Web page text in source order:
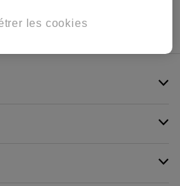
les cookies